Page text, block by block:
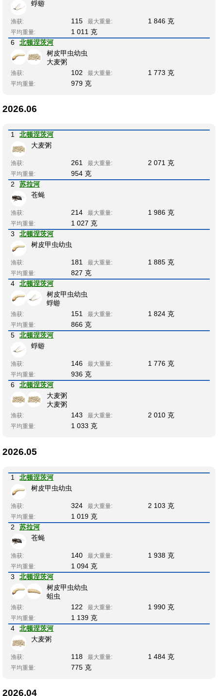
蜉蝣
渔获: 115 最大重量: 1 846 克
平均重量:
1 011 克
6
北顿涅茨河
树皮甲虫幼虫
大麦粥
渔获: 102 最大重量: 1 773 克
平均重量: 979 克
2026.06
1
北顿涅茨河
大麦粥
渔获: 261 最大重量: 2 071 克
平均重量:
954 克
2
苏拉河
苍蝇
渔获: 214 最大重量: 1 986 克
平均重量:
1 027 克
3
北顿涅茨河
树皮甲虫幼虫
渔获: 181 最大重量: 1 885 克
平均重量:
827 克
4
北顿涅茨河
树皮甲虫幼虫
蜉蝣
渔获: 151 最大重量: 1 824 克
平均重量:
866 克
5
北顿涅茨河
蜉蝣
渔获: 146 最大重量: 1 776 克
平均重量:
936 克
6
北顿涅茨河
大麦粥
大麦粥
渔获: 143 最大重量: 2 010 克
平均重量: 1 033 克
2026.05
1
北顿涅茨河
树皮甲虫幼虫
渔获: 324 最大重量: 2 103 克
平均重量:
1 019 克
2
苏拉河
苍蝇
渔获: 140 最大重量: 1 938 克
平均重量:
1 094 克
3
北顿涅茨河
树皮甲虫幼虫
蛆虫
渔获: 122 最大重量: 1 990 克
平均重量:
1 139 克
4
北顿涅茨河
大麦粥
渔获: 118 最大重量: 1 484 克
平均重量: 775 克
2026.04